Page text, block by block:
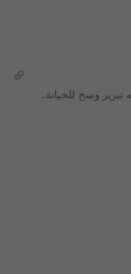
تبرير وسخ للخيانة..